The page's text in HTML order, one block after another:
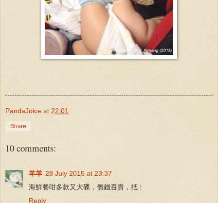
PandaJoice at 22:01
Share
10 comments:
羊羊 28 July 2015 at 23:37
海鮮餐咁多款又大碟，價錢吾貴，抵﹗
Reply